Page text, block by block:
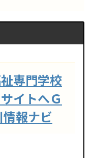
専門学校
イトへＧ
情報ナビ